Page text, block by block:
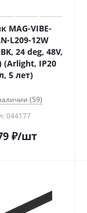
MAG-VIBE-
L209-12W
24 deg, 48V,
(Arlight, IP20
5 лет)
(59)
044177
₽/шт